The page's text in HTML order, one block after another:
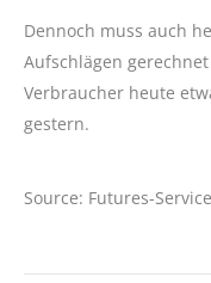
Dennoch muss auch
Aufschlägen
Verbraucher heute
gestern.
Source: Futures-